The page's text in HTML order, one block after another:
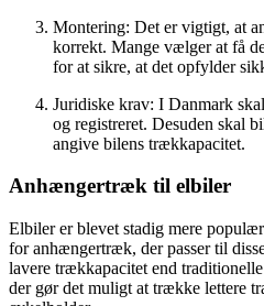
Montering: Det er vigtigt, at
korrekt. Mange vælger at få
for at sikre, at det opfylder
Juridiske krav: I Danmark
og registreret. Desuden skal
angive bilens trækkapacitet.
Anhængertræk til elbiler
Elbiler er blevet stadig mere
for anhængertræk, der passer til
lavere trækkapacitet end
der gør det muligt at trække lettere